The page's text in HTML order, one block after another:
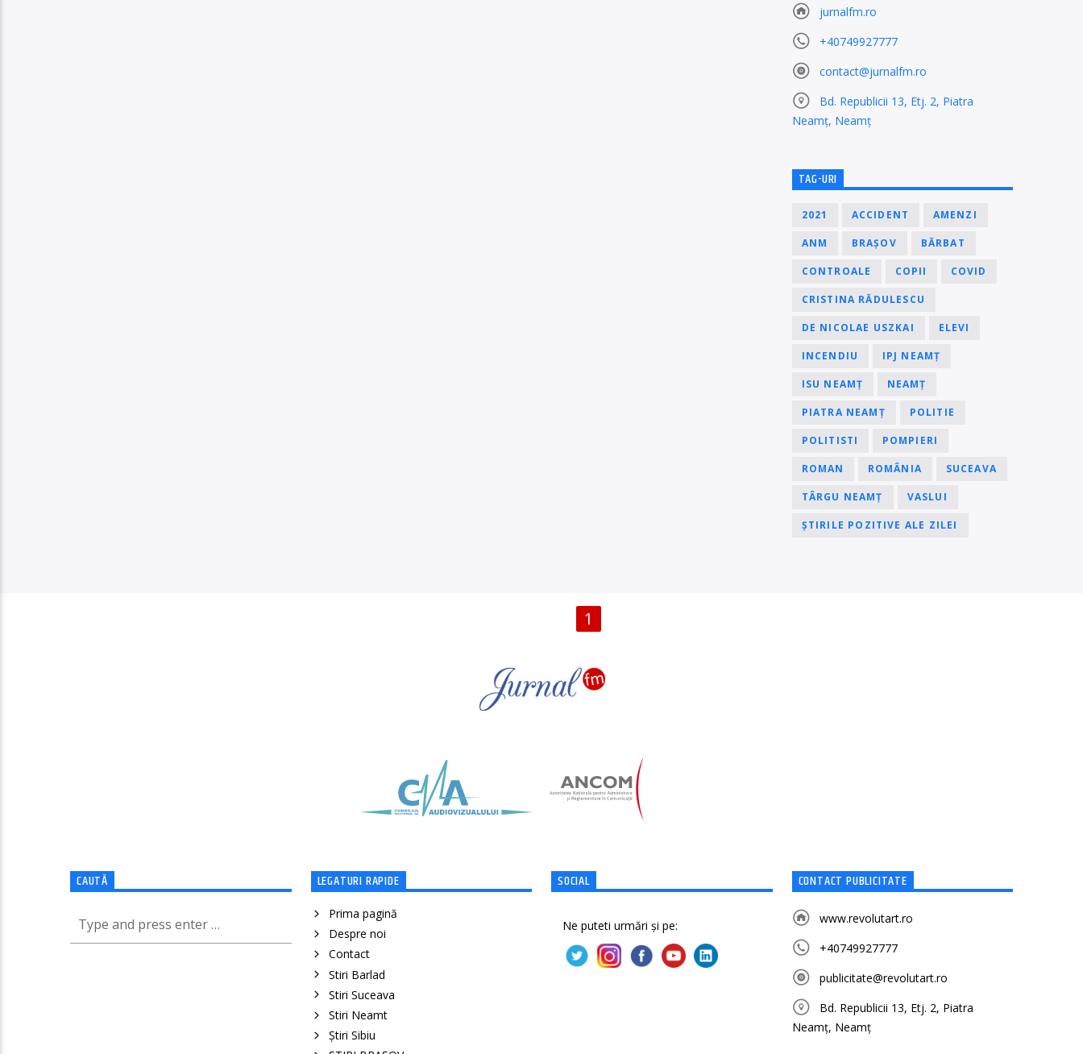
jurnalfm.ro
+40749927777
contact@jurnalfm.ro
Bd. Republicii 13, Etj. 2, Piatra
Neamț, Neamț
TAG-URI
2021 ACCIDENT AMENZI
ANM BRAȘOV BĂRBAT
CONTROALE COPII COVID
CRISTINA RĂDULESCU
DE NICOLAE USZKAI ELEVI
INCENDIU IPJ NEAMȚ
ISU NEAMȚ NEAMȚ
PIATRA NEAMȚ POLITIE
POLITISTI POMPIERI
ROMAN ROMÂNIA SUCEAVA
TÂRGU NEAMȚ VASLUI
ȘTIRILE POZITIVE ALE ZILEI
1
CAUTĂ LEGATURI RAPIDE
Prima pagină
Despre noi
Contact
Stiri Barlad
Stiri Suceava
Stiri Neamt
Știri Sibiu
SOCIAL
Ne puteti urmări și pe:
CONTACT PUBLICITATE
www.revolutart.ro
+40749927777
publicitate@revolutart.ro
Bd. Republicii 13, Etj. 2, Piatra
Neamț, Neamț